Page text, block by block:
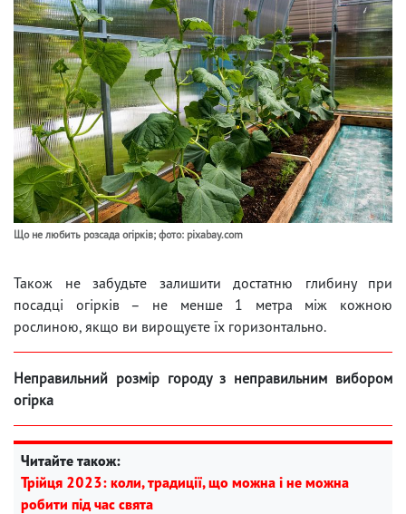
Що не любить розсада огірків; фото: pixabay.com
Також не забудьте залишити достатню глибину при
посадці огірків – не менше 1 метра між кожною
рослиною, якщо ви вирощуєте їх горизонтально.
Неправильний розмір городу з неправильним вибором
огірка
Читайте також:
Трійця 2023: коли, традиції, що можна і не можна
робити під час свята